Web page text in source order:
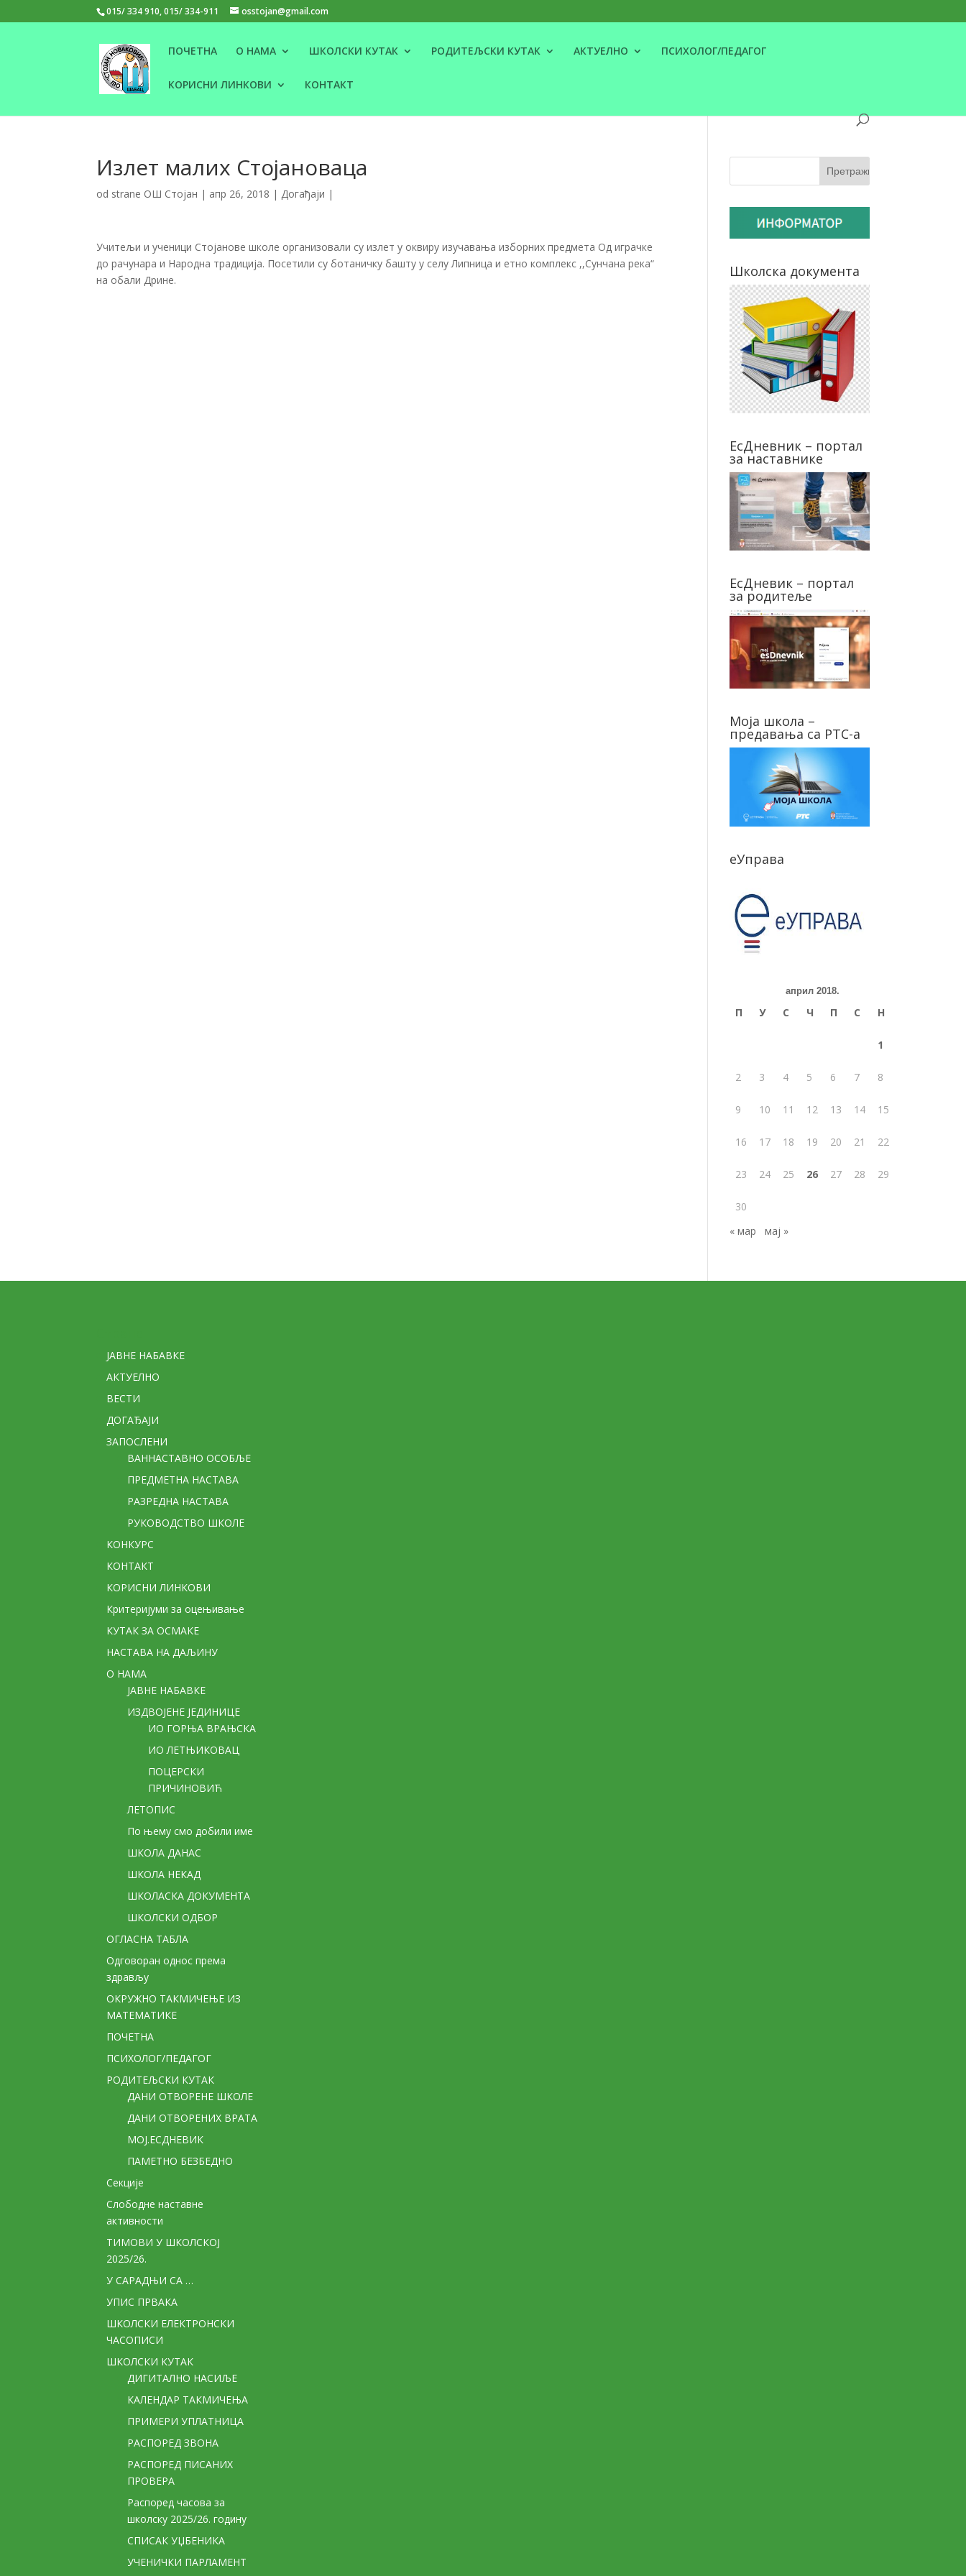
015/ 334 910, 015/ 334-911 osstojan@gmail.com
ПОЧЕТНА О НАМА ШКОЛСКИ КУТАК РОДИТЕЉСКИ КУТАК АКТУЕЛНО ПСИХОЛОГ/ПЕДАГОГ
КОРИСНИ ЛИНКОВИ КОНТАКТ
Излет малих Стојановаца
od strane ОШ Стојан | апр 26, 2018 |Догађаји |
Учитељи и ученици Стојанове школе организовали су излет у оквиру изучавања изборних предмета Од играчке
до рачунара и Народна традиција. Посетили су ботаничку башту у селу Липница и етно комплекс ,,Сунчана река“
на обали Дрине.
Школска документа
ЕсДневник – портал
за наставнике
ЕсДневик – портал
за родитеље
Моја школа –
предавања са РТС-а
еУправа
април 2018.
П У С Ч П С Н
1
2 3 4 5 6 7 8
9 10 11 12 13 14 15
16 17 18 19 20 21 22
23 24 25 26 27 28 29
30
« мар
мај »
ЈАВНЕ НАБАВКЕ
АКТУЕЛНО
ВЕСТИ
ДОГАЂАЈИ
ЗАПОСЛЕНИ
ВАННАСТАВНО ОСОБЉЕ
ПРЕДМЕТНА НАСТАВА
РАЗРЕДНА НАСТАВА
РУКОВОДСТВО ШКОЛЕ
КОНКУРС
КОНТАКТ
КОРИСНИ ЛИНКОВИ
Критеријуми за оцењивање
КУТАК ЗА ОСМАКЕ
НАСТАВА НА ДАЉИНУ
О НАМА
ЈАВНЕ НАБАВКЕ
ИЗДВОЈЕНЕ ЈЕДИНИЦЕ
ИО ГОРЊА ВРАЊСКА
ИО ЛЕТЊИКОВАЦ
ПОЦЕРСКИ
ПРИЧИНОВИЋ
ЛЕТОПИС
По њему смо добили име
ШКОЛА ДАНАС
ШКОЛА НЕКАД
ШКОЛАСКА ДОКУМЕНТА
ШКОЛСКИ ОДБОР
ОГЛАСНА ТАБЛА
Одговоран однос према
здрављу
ОКРУЖНО ТАКМИЧЕЊЕ ИЗ
МАТЕМАТИКЕ
ПОЧЕТНА
ПСИХОЛОГ/ПЕДАГОГ
РОДИТЕЉСКИ КУТАК
ДАНИ ОТВОРЕНЕ ШКОЛЕ
ДАНИ ОТВОРЕНИХ ВРАТА
МОЈ.ЕСДНЕВИК
ПАМЕТНО БЕЗБЕДНО
Секције
Слободне наставне
активности
ТИМОВИ У ШКОЛСКОЈ
2025/26.
У САРАДЊИ СА …
УПИС ПРВАКА
ШКОЛСКИ ЕЛЕКТРОНСКИ
ЧАСОПИСИ
ШКОЛСКИ КУТАК
ДИГИТАЛНО НАСИЉЕ
КАЛЕНДАР ТАКМИЧЕЊА
ПРИМЕРИ УПЛАТНИЦА
РАСПОРЕД ЗВОНА
РАСПОРЕД ПИСАНИХ
ПРОВЕРА
Распоред часова за
школску 2025/26. годину
СПИСАК УЏБЕНИКА
УЧЕНИЧКИ ПАРЛАМЕНТ